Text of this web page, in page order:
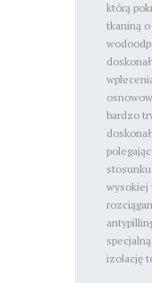
którą
tkaniną
bardzo
wysokiej
izolację